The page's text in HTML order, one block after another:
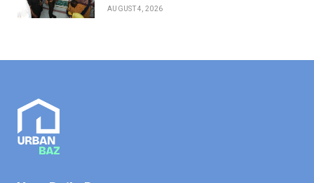
AUGUST 4, 2026